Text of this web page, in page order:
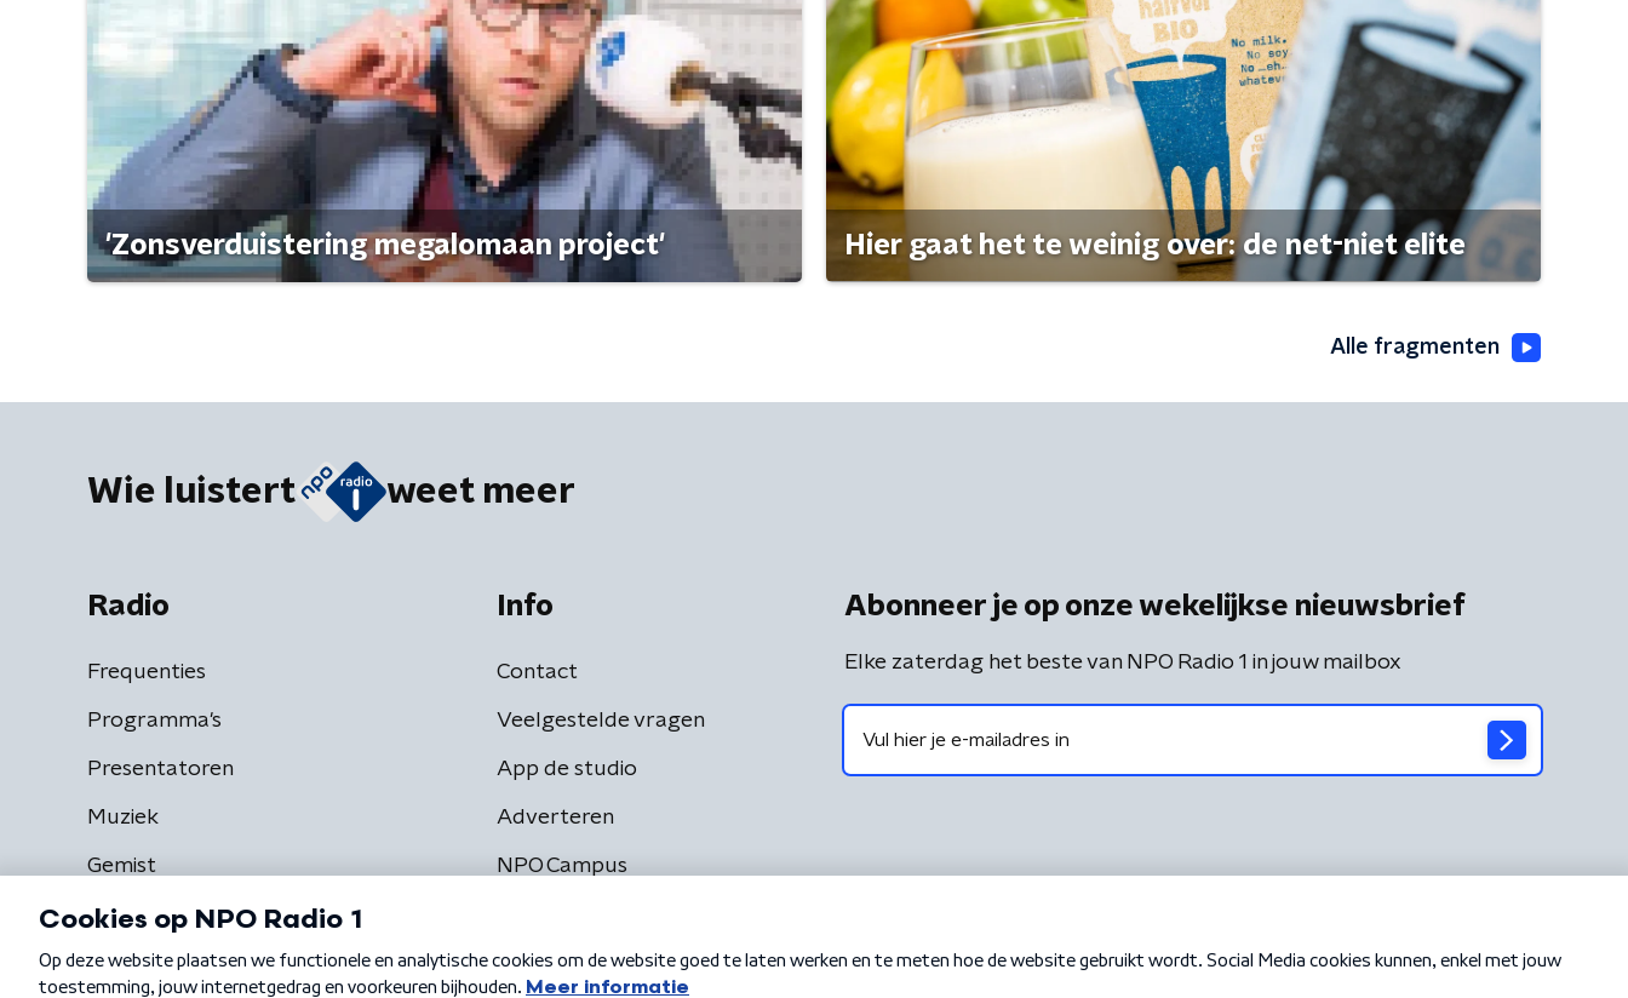
'Zonsverduistering megalomaan project' Hier gaat het te weinig over: de net-niet elite
Alle fragmenten
Wie luistert weet meer
Radio
Frequenties
Programma's
Presentatoren
Muziek
Gemist
Info
Contact
Veelgestelde vragen
App de studio
Adverteren
NPO Campus
Abonneer je op onze wekelijkse nieuwsbrief
Elke zaterdag het beste van NPO Radio 1 in jouw mailbox